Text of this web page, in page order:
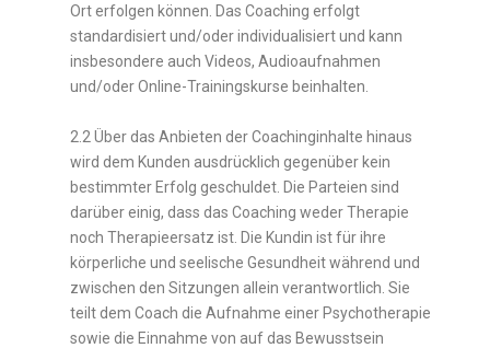
Ort erfolgen können. Das Coaching erfolgt
standardisiert und/oder individualisiert und kann
insbesondere auch Videos, Audioaufnahmen
und/oder Online-Trainingskurse beinhalten.
2.2 Über das Anbieten der Coachinginhalte hinaus
wird dem Kunden ausdrücklich gegenüber kein
bestimmter Erfolg geschuldet. Die Parteien sind
darüber einig, dass das Coaching weder Therapie
noch Therapieersatz ist. Die Kundin ist für ihre
körperliche und seelische Gesundheit während und
zwischen den Sitzungen allein verantwortlich. Sie
teilt dem Coach die Aufnahme einer Psychotherapie
sowie die Einnahme von auf das Bewusstsein